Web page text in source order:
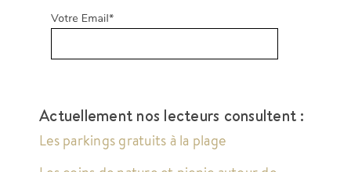
Actuellement nos lecteurs consultent :
Les parkings gratuits à la plage